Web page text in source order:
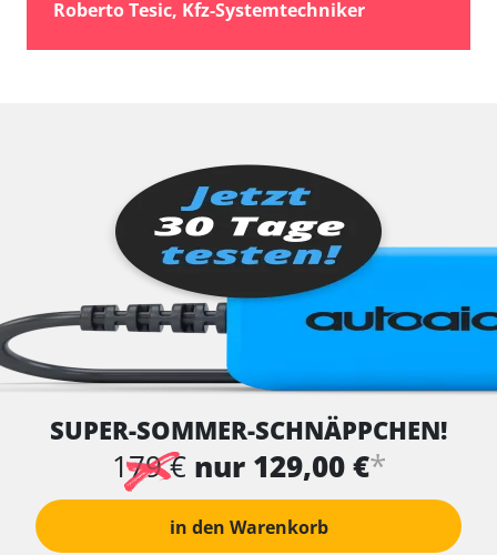
Roberto Tesic, Kfz-Systemtechniker
SUPER-SOMMER-SCHNÄPPCHEN!
179 € nur 129,00 €*
in den Warenkorb